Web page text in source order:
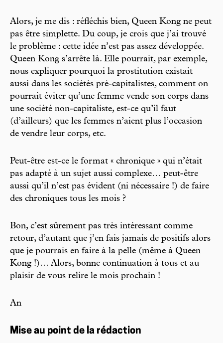
Alors, je me dis : réfléchis bien, Queen Kong ne peut
pas être simplette. Du coup, je crois que j’ai trouvé
le problème : cette idée n’est pas assez développée.
Queen Kong s’arrête là. Elle pourrait, par exemple,
nous expliquer pourquoi la prostitution existait
aussi dans les sociétés pré-capitalistes, comment on
pourrait éviter qu’une femme vende son corps dans
une société non-capitaliste, est-ce qu’il faut
(d’ailleurs) que les femmes n’aient plus l’occasion
de vendre leur corps, etc.
Peut-être est-ce le format « chronique » qui n’était
pas adapté à un sujet aussi complexe… peut-être
aussi qu’il n’est pas évident (ni nécessaire !) de faire
des chroniques tous les mois ?
Bon, c’est sûrement pas très intéressant comme
retour, d’autant que j’en fais jamais de positifs alors
que je pourrais en faire à la pelle (même à Queen
Kong !)… Alors, bonne continuation à tous et au
plaisir de vous relire le mois prochain !
An
Mise au point de la rédaction